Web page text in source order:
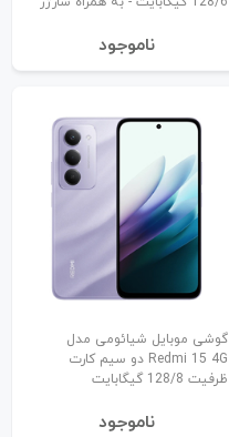
نا‌موجود
گوشی موبایل شیائومی مدل
Redmi 15 4G دو سیم کارت
ظرفیت 128/8 گیگابایت
نا‌موجود